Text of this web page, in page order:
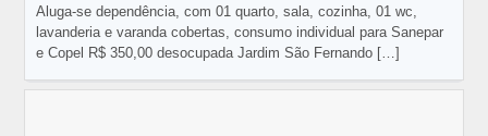
Aluga-se dependência, com 01 quarto, sala, cozinha, 01 wc,
lavanderia e varanda cobertas, consumo individual para Sanepar
e Copel R$ 350,00 desocupada Jardim São Fernando […]